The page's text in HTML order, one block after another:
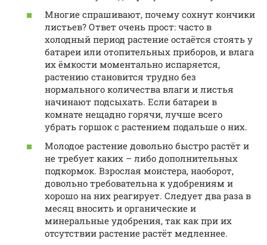
Многие спрашивают, почему сохнут кончики
листьев? Ответ очень прост: часто в
холодный период растение остаётся стоять у
батареи или отопительных приборов, и влага
их ёмкости моментально испаряется,
растению становится трудно без
нормального количества влаги и листья
начинают подсыхать. Если батареи в
комнате нещадно горячи, лучше всего
убрать горшок с растением подальше о них.
Молодое растение довольно быстро растёт и
не требует каких – либо дополнительных
подкормок. Взрослая монстера, наоборот,
довольно требовательна к удобрениям и
хорошо на них реагирует. Следует два раза в
месяц вносить и органические и
минеральные удобрения, так как при их
отсутствии растение растёт медленнее.